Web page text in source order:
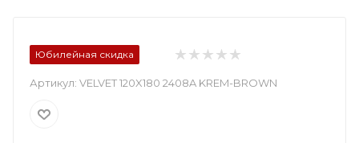
Юбилейная скидка
Артикул: VELVET 120X180 2408A KREM-BROWN